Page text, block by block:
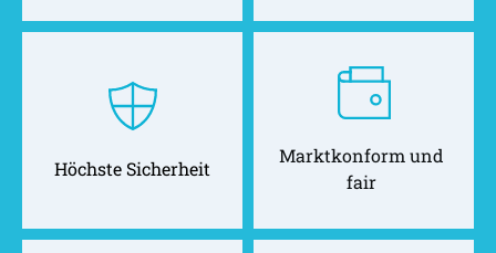
Höchste Sicherheit
Marktkonform und
fair